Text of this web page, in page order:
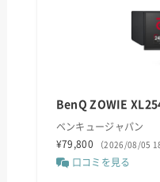
BenQ ZOWIE
ベンキュージャパン
¥79,800
（2026/08/05
口コミを見る